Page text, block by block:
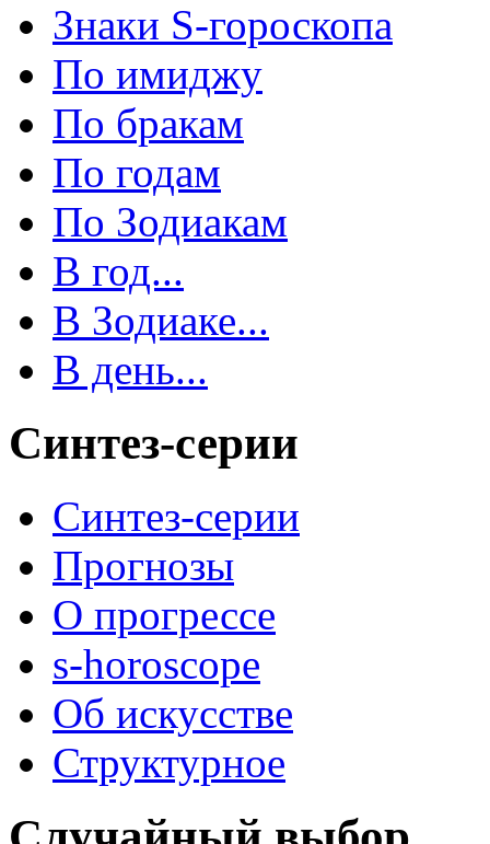
Знаки S-гороскопа
По имиджу
По бракам
По годам
По Зодиакам
В год...
В Зодиаке...
В день...
Синтез-серии
Синтез-серии
Прогнозы
О прогрессе
s-horoscope
Об искусстве
Структурное